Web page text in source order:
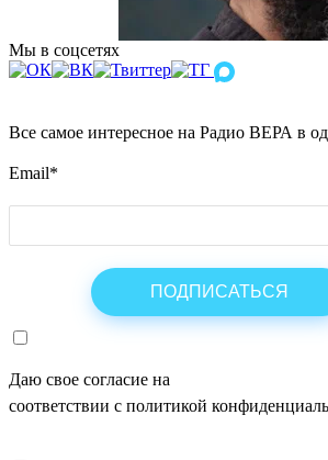
Мы в соцсетях
Все самое интересное на Радио ВЕРА в
Email*
Даю свое согласие на
соответствии с политикой